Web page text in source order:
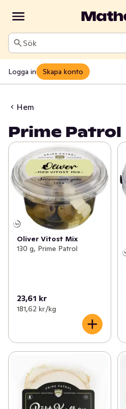
Sök
Logga in Skapa konto
Hem
Prime Patrol
Oliver Vitost Mix
130 g, Prime Patrol
23,61 kr
181,62 kr /kg